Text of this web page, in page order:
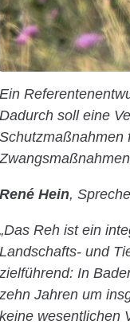
Ein
Dadurch soll eine
Schutzmaßnahmen
René Hein,
„Das Reh ist ein
Landschafts- und
zielführend: In
zehn Jahren um
keine wesentlichen